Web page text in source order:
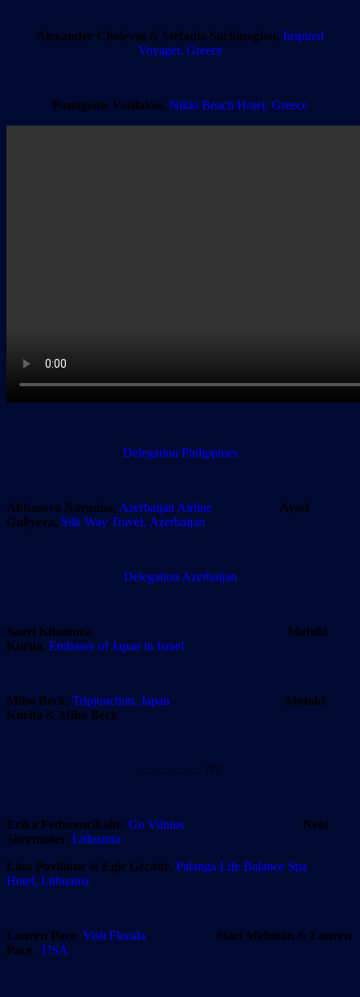
Alexander Cholevas & Stefania Sachinoglou, Inspired
Voyager, Greece
Panagiotis Vasilakos, Nikki Beach Hotel, Greece
Delegation Philippines
Abbasova Narmina, Azerbaijan Airline
Aysel
Guliyeva, Silk Way Travel, Azerbaijan
Delegation Azerbaijan
Saori Kitamura
Motoki
Kurita, Embassy of Japan in Israel
Miho Beck, Tripjunction, Japan
Motoki
Kurita & Miho Beck
… … … … ???
Erika Fedorencikaite, Go Vilnius
Neta
Shermister, Lithuania
Lina Poviliune & Egle Gecaite, Palanga Life Balance Spa
Hotel, Lithuania
Lauren Pace, Visit Florida Staci Mellman & Lauren
Pace, USA